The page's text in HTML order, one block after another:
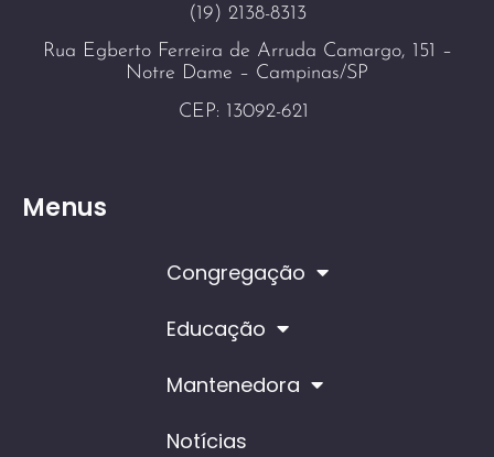
(19) 2138-8313
Rua Egberto Ferreira de Arruda Camargo, 151 –
Notre Dame – Campinas/SP
CEP: 13092-621
Menus
Congregação
Educação
Mantenedora
Notícias